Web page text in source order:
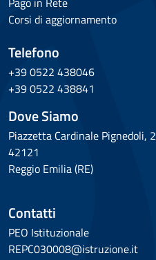
Corsi di aggiornamento
Telefono
+39 0522 438046
+39 0522 438841
Dove Siamo
Piazzetta Cardinale Pignedoli, 2
42121
Reggio Emilia (RE)
Contatti
PEO Istituzionale
REPC030008@istruzione.it